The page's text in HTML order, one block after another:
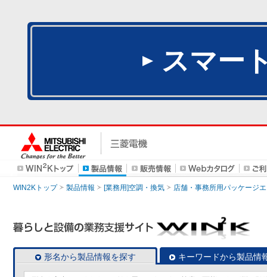
スマー
WIN2Kトップ 製品情報 [業務用]空調・換気 店舗・事務所用パッケージ
形名から製品情報を探す キーワードから製品情